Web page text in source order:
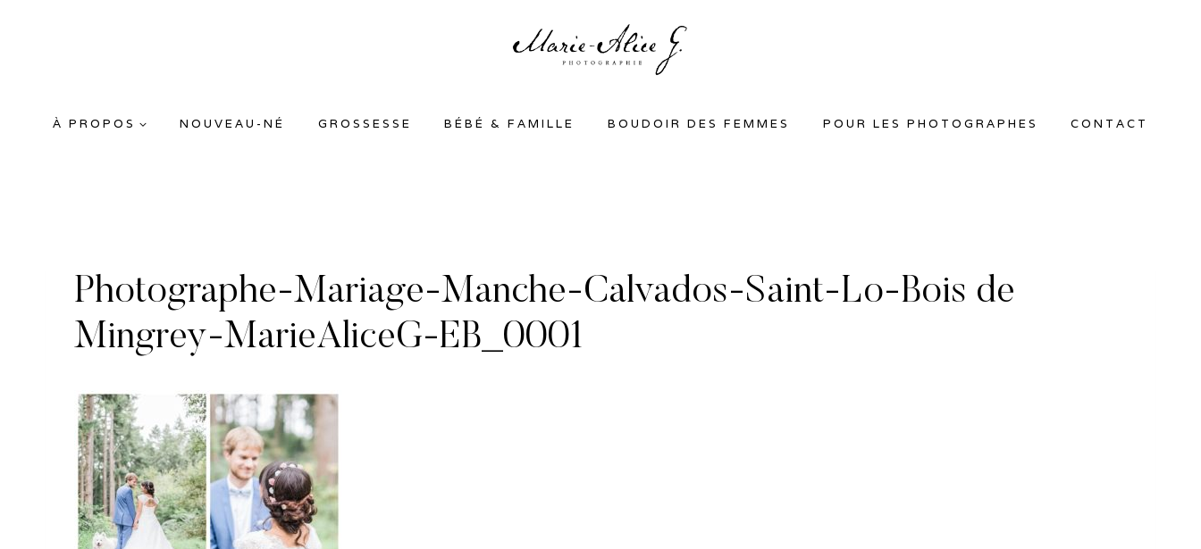
À PROPOS NOUVEAU-NÉ GROSSESSE BÉBÉ & FAMILLE BOUDOIR DES FEMMES POUR LES PHOTOGRAPHES CONTACT
Photographe-Mariage-Manche-Calvados-Saint-Lo-Bois de
Mingrey-MarieAliceG-EB_0001